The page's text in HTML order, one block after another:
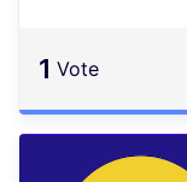
1 vote